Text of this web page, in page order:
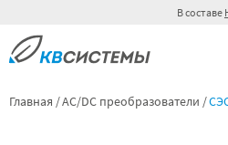
В составе
Главная AC/DC преобразователи